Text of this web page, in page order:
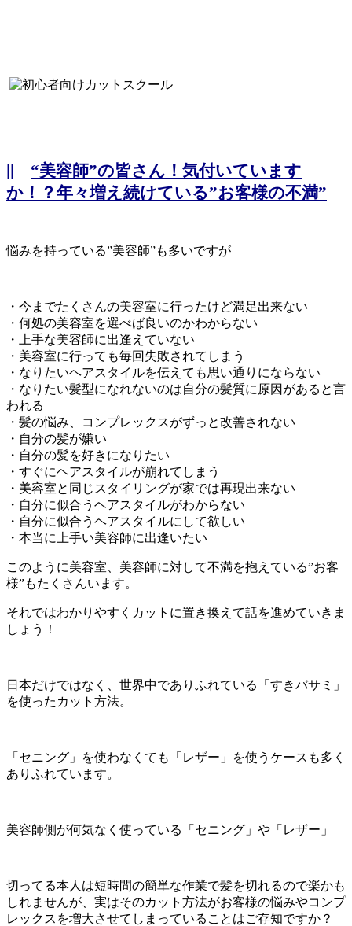
|| “美容師”の皆さん！気付いています
か！？年々増え続けている”お客様の不満”
悩みを持っている”美容師”も多いですが
・今までたくさんの美容室に行ったけど満足出来ない
・何処の美容室を選べば良いのかわからない
・上手な美容師に出逢えていない
・美容室に行っても毎回失敗されてしまう
・なりたいヘアスタイルを伝えても思い通りにならない
・なりたい髪型になれないのは自分の髪質に原因があると言
われる
・髪の悩み、コンプレックスがずっと改善されない
・自分の髪が嫌い
・自分の髪を好きになりたい
・すぐにヘアスタイルが崩れてしまう
・美容室と同じスタイリングが家では再現出来ない
・自分に似合うヘアスタイルがわからない
・自分に似合うヘアスタイルにして欲しい
・本当に上手い美容師に出逢いたい
このように美容室、美容師に対して不満を抱えている”お客
様”もたくさんいます。
それではわかりやすくカットに置き換えて話を進めていきま
しょう！
日本だけではなく、世界中でありふれている「すきバサミ」
を使ったカット方法。
「セニング」を使わなくても「レザー」を使うケースも多く
ありふれています。
美容師側が何気なく使っている「セニング」や「レザー」
切ってる本人は短時間の簡単な作業で髪を切れるので楽かも
しれませんが、実はそのカット方法がお客様の悩みやコンプ
レックスを増大させてしまっていることはご存知ですか？